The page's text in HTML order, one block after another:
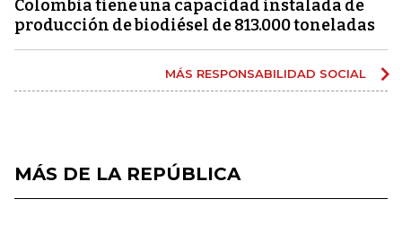
Colombia tiene una capacidad instalada de
producción de biodiésel de 813.000 toneladas
MÁS RESPONSABILIDAD SOCIAL
MÁS DE LA REPÚBLICA